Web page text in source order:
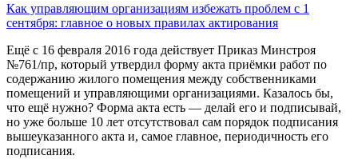
Как управляющим организациям избежать проблем с 1
сентября: главное о новых правилах актирования
Ещё с 16 февраля 2016 года действует Приказ Минстроя
№761/пр, который утвердил форму акта приёмки работ по
содержанию жилого помещения между собственниками
помещений и управляющими организациями. Казалось бы,
что ещё нужно? Форма акта есть — делай его и подписывай,
но уже больше 10 лет отсутствовал сам порядок подписания
вышеуказанного акта и, самое главное, периодичность его
подписания.